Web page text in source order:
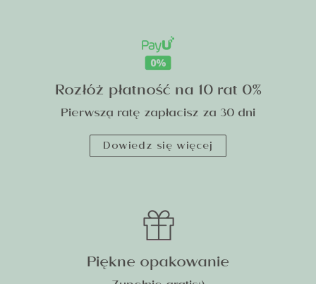
Rozłóż płatność na 10 rat 0%
Pierwszą ratę zapłacisz za 30 dni
Dowiedz się więcej
Piękne opakowanie